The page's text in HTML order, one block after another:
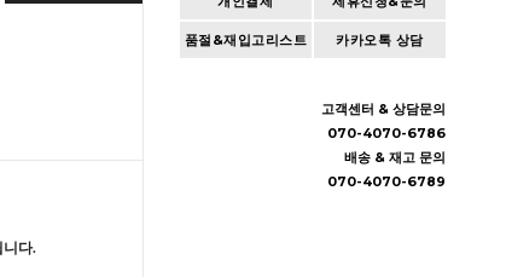
품절&재입고리스트 카카오톡 상담
고객센터 & 상담문의
070-4070-6786
배송 & 재고 문의
070-4070-6789
Cart | Wishlist
니다.